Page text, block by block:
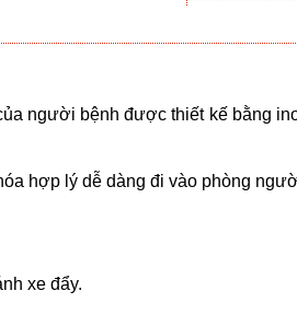
người bệnh được thiết kế bằng
hợp lý dễ dàng đi vào phòng
xe đẩy.